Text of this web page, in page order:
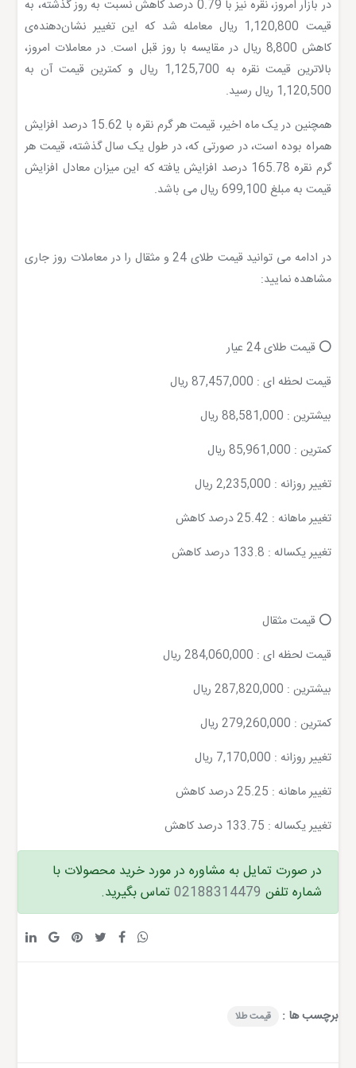
در بازار امروز، نقره نیز با 0.79 درصد کاهش نسبت به روز گذشته، به
قیمت 1,120,800 ریال معامله شد که این تغییر نشان‌دهنده‌ی
کاهش 8,800 ریال در مقایسه با روز قبل است. در معاملات امروز،
بالاترین قیمت نقره به 1,125,700 ریال و کمترین قیمت آن به
1,120,500 ریال رسید.
همچنین در یک ماه اخیر، قیمت هر گرم نقره با 15.62 درصد افزایش
همراه بوده است، در صورتی که، در طول یک سال گذشته، قیمت هر
گرم نقره 165.78 درصد افزایش یافته که این میزان معادل افزایش
قیمت به مبلغ 699,100 ریال می باشد.
در ادامه می توانید قیمت طلای 24 و مثقال را در معاملات روز جاری
مشاهده نمایید:
⭕️ قیمت طلای 24 عیار
قیمت لحظه ای : 87,457,000 ریال
بیشترین : 88,581,000 ریال
کمترین : 85,961,000 ریال
تغییر روزانه : 2,235,000 ریال
تغییر ماهانه : 25.42 درصد کاهش
تغییر یکساله : 133.8 درصد کاهش
⭕️ قیمت مثقال
قیمت لحظه ای : 284,060,000 ریال
بیشترین : 287,820,000 ریال
کمترین : 279,260,000 ریال
تغییر روزانه : 7,170,000 ریال
تغییر ماهانه : 25.25 درصد کاهش
تغییر یکساله : 133.75 درصد کاهش
در صورت تمایل به مشاوره در مورد خرید محصولات با
شماره تلفن 02188314479تماس بگیرید.
برچسب ها : قیمت طلا